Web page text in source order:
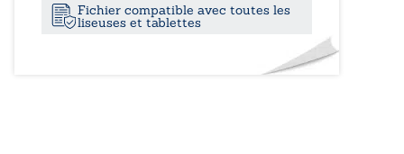
Fichier compatible avec toutes les
liseuses et tablettes